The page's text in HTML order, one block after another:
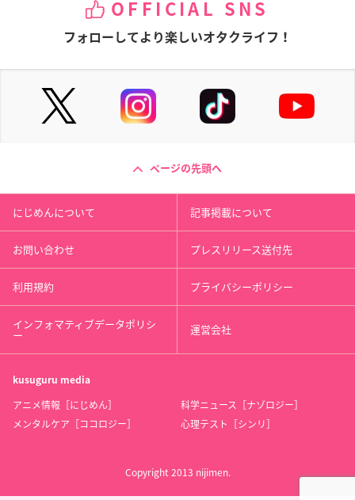
OFFICIAL SNS
フォローしてより楽しいオタクライフ！
ページの先頭へ
にじめんについて 記事掲載について
お問い合わせ プレスリリース送付先
利用規約 プライバシーポリシー
インフォマティブデータポリシ
ー 運営会社
kusuguru media
アニメ情報［にじめん］
科学ニュース［ナゾロジー］
メンタルケア［ココロジー］
心理テスト［シンリ］
Copyright 2013 nijimen.